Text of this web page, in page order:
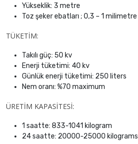
Yükseklik: 3 metre
Toz şeker ebatları ; 0,3 – 1 milimetre
TÜKETİM:
Takılı güç: 50 kv
Enerji tüketimi: 40 kv
Günlük enerji tüketimi: 250 liters
Nem oranı: %70 maximum
ÜRETİM KAPASİTESİ:
1 saatte: 833-1041 kilogram
24 saatte: 20000-25000 kilograms